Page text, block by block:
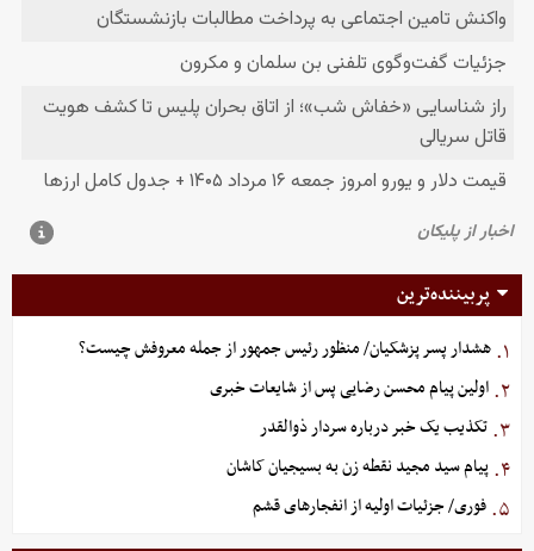
پربیننده‌ترین
۱. هشدار پسر پزشکیان/ منظور رئیس جمهور از جمله معروفش چیست؟
۲. اولین پیام محسن رضایی پس از شایعات خبری
۳. تکذیب یک خبر درباره سردار ذوالقدر
۴. پیام سید مجید نقطه زن به بسیجیان کاشان
۵. فوری/ جزئیات اولیه از انفجارهای قشم